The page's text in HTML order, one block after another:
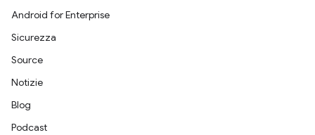
Android for Enterprise
Sicurezza
Source
Notizie
Blog
Podcast